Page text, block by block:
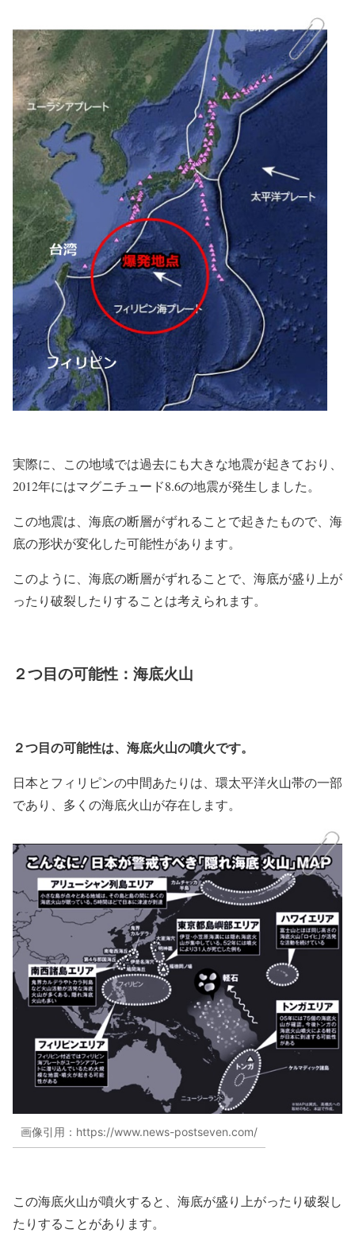
実際に、この地域では過去にも大きな地震が起きており、
2012年にはマグニチュード8.6の地震が発生しました。
この地震は、海底の断層がずれることで起きたもので、海
底の形状が変化した可能性があります。
このように、海底の断層がずれることで、海底が盛り上が
ったり破裂したりすることは考えられます。
２つ目の可能性：海底火山
２つ目の可能性は、海底火山の噴火です。
日本とフィリピンの中間あたりは、環太平洋火山帯の一部
であり、多くの海底火山が存在します。
画像引用：https://www.news-postseven.com/
この海底火山が噴火すると、海底が盛り上がったり破裂し
たりすることがあります。